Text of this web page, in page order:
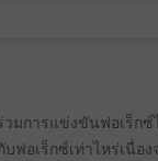
มการแข่งขันฟอเร็ก
ฟอเร็กซ์เท่าไหร่เนื่อ